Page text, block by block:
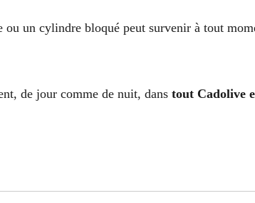
ou un cylindre bloqué peut survenir à tout
de jour comme de nuit, dans tout Cadolive